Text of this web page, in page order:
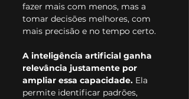
fazer mais com menos, mas a
tomar decisões melhores, com
mais precisão e no tempo certo.
A inteligência artificial ganha
relevância justamente por
ampliar essa capacidade. Ela
permite identificar padrões,